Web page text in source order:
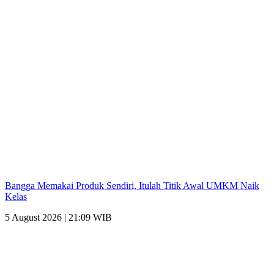
Bangga Memakai Produk Sendiri, Itulah Titik Awal UMKM Naik
Kelas
5 August 2026 | 21:09 WIB